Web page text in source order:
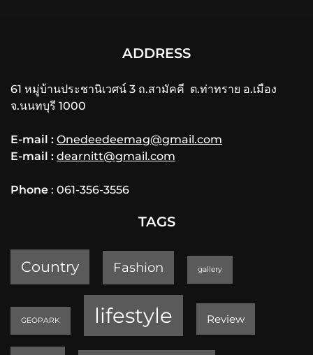
ADDRESS
61 หมู่บ้านประชานิเวศน์ 3 ถ.สามัคคี ต.ท่าทราย อ.เมือง
จ.นนทบุรี 1000
E-mail : Onedeedeemag@gmail.com
E-mail : dearnitt@gmail.com
Phone : 061-356-3556
TAGS
Country Fashion gallery
GEOPARK lifestyle Review